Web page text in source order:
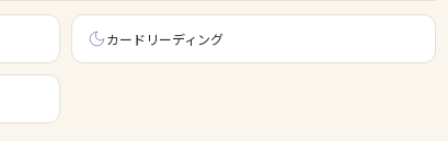
カードリーディング